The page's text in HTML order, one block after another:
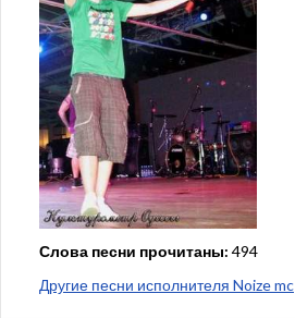
Слова песни прочитаны: 494
Другие песни исполнителя Noize mc